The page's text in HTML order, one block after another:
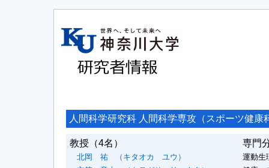
人間科学研究科 人間科学専攻（スポーツ健
教授 （4名） 専門
北岡 祐 （キタオカ ユウ）
運動生